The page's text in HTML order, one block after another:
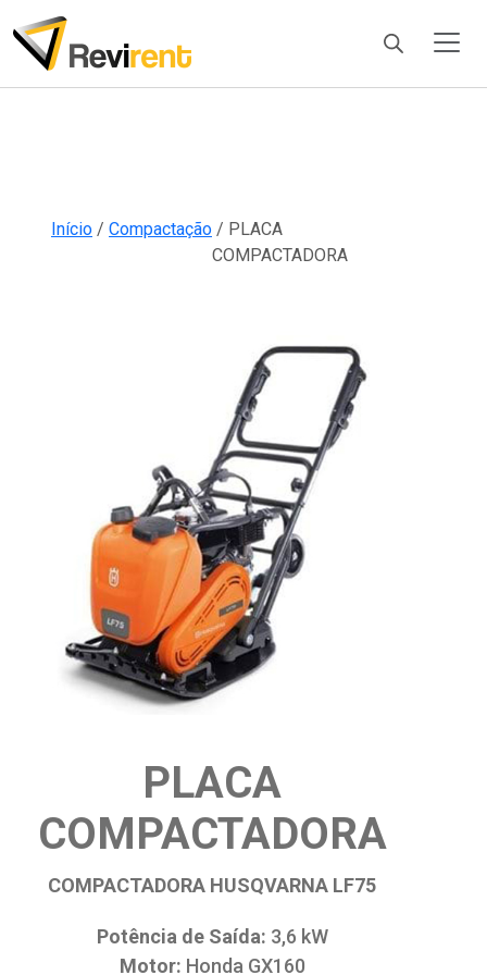
Products
search
Início / Compactação / PLACA
COMPACTADORA
PLACA
COMPACTADORA
COMPACTADORA HUSQVARNA LF75
Potência de Saída: 3,6 kW
Motor: Honda GX160